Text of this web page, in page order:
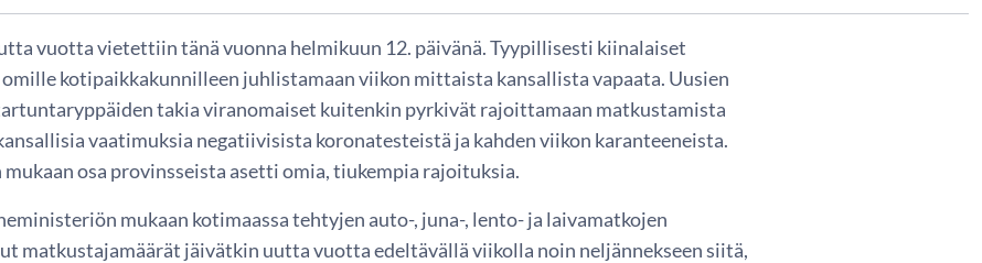
vuotta vietettiin tänä vuonna helmikuun 12. päivänä. Tyypillisesti kiinalaiset
kotipaikkakunnilleen juhlistamaan viikon mittaista kansallista vapaata. Uusien
takia viranomaiset kuitenkin pyrkivät rajoittamaan matkustamista
vaatimuksia negatiivisista koronatesteistä ja kahden viikon karanteeneista.
osa provinsseista asetti omia, tiukempia rajoituksia.
mukaan kotimaassa tehtyjen auto-, juna-, lento- ja laivamatkojen
matkustajamäärät jäivätkin uutta vuotta edeltävällä viikolla noin neljännekseen siitä,